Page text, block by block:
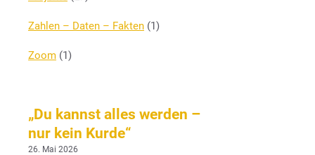
Zahlen – Daten – Fakten (1)
Zoom (1)
„Du kannst alles werden –
nur kein Kurde“
26. Mai 2026